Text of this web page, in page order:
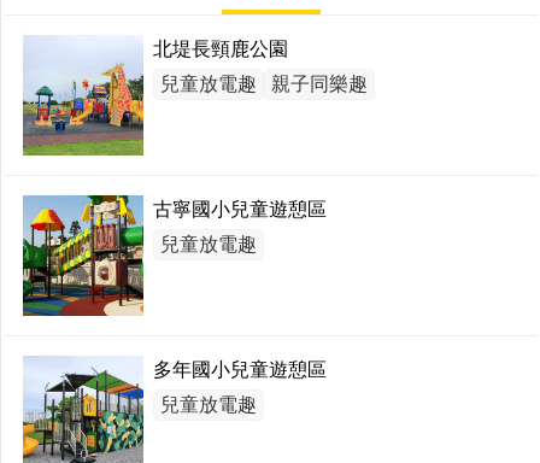
北堤長頸鹿公園
兒童放電趣
親子同樂趣
古寧國小兒童遊憩區
兒童放電趣
多年國小兒童遊憩區
兒童放電趣